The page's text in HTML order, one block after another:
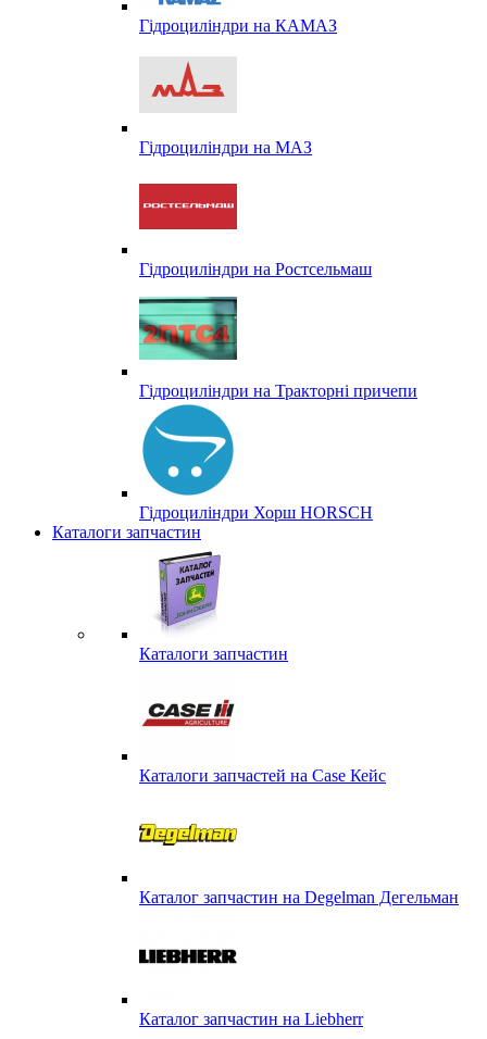
Гідроциліндри на КАМАЗ
Гідроциліндри на МАЗ
Гідроциліндри на Ростсельмаш
Гідроциліндри на Тракторні причепи
Гідроциліндри Хорш HORSCH
Каталоги запчастин
Каталоги запчастин
Каталоги запчастей на Case Кейс
Каталог запчастин на Degelman Дегельман
Каталог запчастин на Liebherr